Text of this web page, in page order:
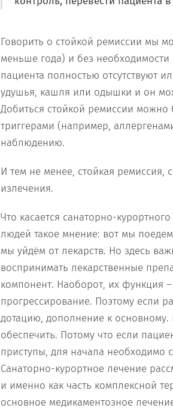
Говорить о стойкой ремиссии мы
меньше года) и без
пациента полностью отсутствуют
удушья, кашля или одышки и он
Добиться стойкой ремиссии
триггерами (например,
наблюдению.
И тем не менее, стойкая ремиссия,
излечения.
Что касается санаторно-
людей такое мнение: вот мы
мы уйдём от лекарств. Но здесь
воспринимать лекарственные
компонент. Наоборот, их функция
прогрессирование. Поэтому если
дотацию, дополнение к основному.
обеспечить. Потому что если
приступы, для начала необходимо
Санаторно-курортное лечение
и именно как часть комплексной
основное медикаментозное